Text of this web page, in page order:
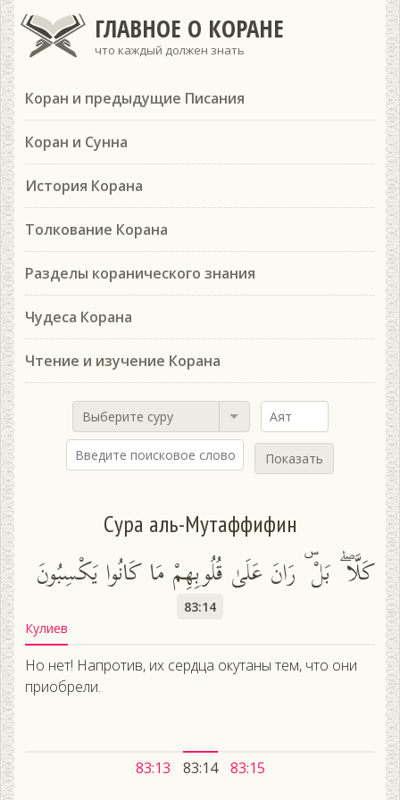
ГЛАВНОЕ О КОРАНЕ
что каждый должен знать
Коран и предыдущие Писания
Коран и Сунна
История Корана
Толкование Корана
Разделы коранического знания
Чудеса Корана
Чтение и изучение Корана
Выберите суру
Показать
Сура аль-Мутаффифин
كَلَّا ۖ بَلْ ۜ رَانَ عَلَىٰ قُلُوبِهِمْ مَا كَانُوا يَكْسِبُونَ
83:14
Кулиев
Но нет! Напротив, их сердца окутаны тем, что они
приобрели.
83:13 83:14 83:15